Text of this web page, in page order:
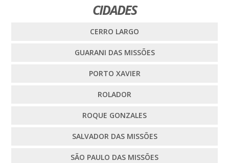
CIDADES
CERRO LARGO
GUARANI DAS MISSÕES
PORTO XAVIER
ROLADOR
ROQUE GONZALES
SALVADOR DAS MISSÕES
SÃO PAULO DAS MISSÕES